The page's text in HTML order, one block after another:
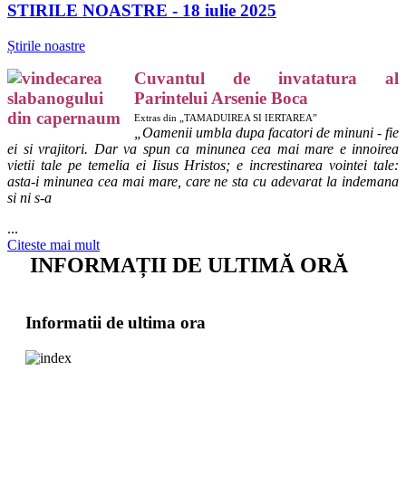
STIRILE NOASTRE - 18 iulie 2025
Știrile noastre
Cuvantul de invatatura al
Parintelui Arsenie Boca
Extras din „TAMADUIREA SI IERTAREA”
Oamenii umbla dupa facatori de minuni - fie
ei si vrajitori. Dar va spun ca minunea cea mai mare e innoirea
vietii tale pe temelia ei Iisus Hristos; e increstinarea vointei tale:
asta-i minunea cea mai mare, care ne sta cu adevarat la indemana
si ni s-a
...
Citeste mai mult
INFORMAȚII DE ULTIMĂ ORĂ
Informatii de ultima ora